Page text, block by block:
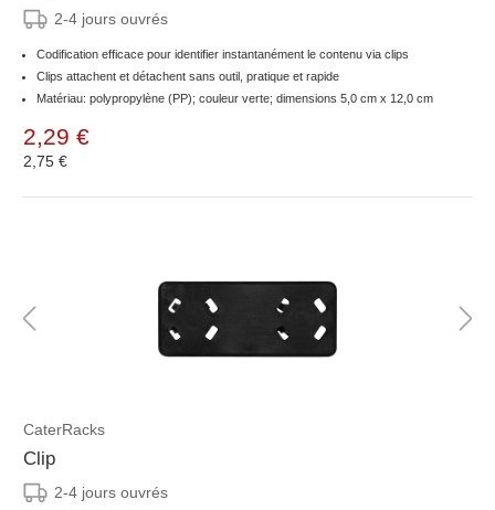
2-4 jours ouvrés
Codification efficace pour identifier instantanément le contenu via clips
Clips attachent et détachent sans outil, pratique et rapide
Matériau: polypropylène (PP); couleur verte; dimensions 5,0 cm x 12,0 cm
2,29 €
2,75 €
CaterRacks
Clip
2-4 jours ouvrés